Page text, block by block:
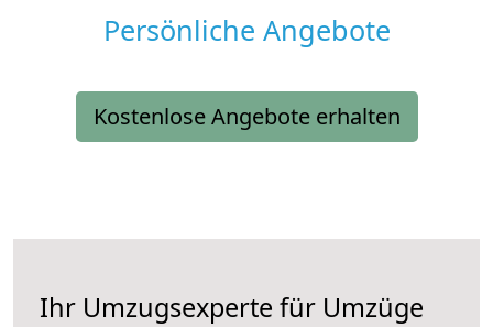
Persönliche Angebote
Kostenlose Angebote erhalten
Ihr Umzugsexperte für Umzüge